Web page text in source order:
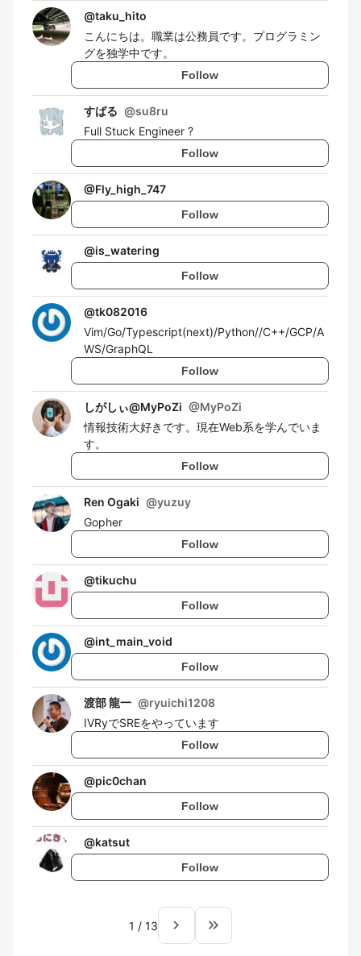
@taku_hito
こんにちは。職業は公務員です。プログラミン
グを独学中です。
Follow
すばる @su8ru
Full Stuck Engineer ?
Follow
@Fly_high_747
Follow
@is_watering
Follow
@tk082016
Vim/Go/Typescript(next)/Python//C++/GCP/A
WS/GraphQL
Follow
しがしぃ@MyPoZi @MyPoZi
情報技術大好きです。現在Web系を学んでいま
す。
Follow
Ren Ogaki @yuzuy
Gopher
Follow
@tikuchu
Follow
@int_main_void
Follow
渡部 龍一 @ryuichi1208
IVRyでSREをやっています
Follow
@pic0chan
Follow
@katsut
Follow
1 / 13 navigate_next keyboard_double_arrow_right